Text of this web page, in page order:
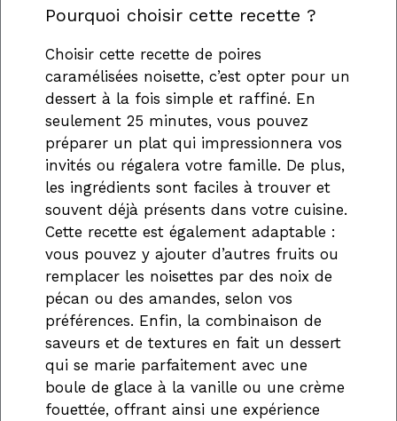
Pourquoi choisir cette recette ?
Choisir cette recette de poires
caramélisées noisette, c’est opter pour un
dessert à la fois simple et raffiné. En
seulement 25 minutes, vous pouvez
préparer un plat qui impressionnera vos
invités ou régalera votre famille. De plus,
les ingrédients sont faciles à trouver et
souvent déjà présents dans votre cuisine.
Cette recette est également adaptable :
vous pouvez y ajouter d’autres fruits ou
remplacer les noisettes par des noix de
pécan ou des amandes, selon vos
préférences. Enfin, la combinaison de
saveurs et de textures en fait un dessert
qui se marie parfaitement avec une
boule de glace à la vanille ou une crème
fouettée, offrant ainsi une expérience